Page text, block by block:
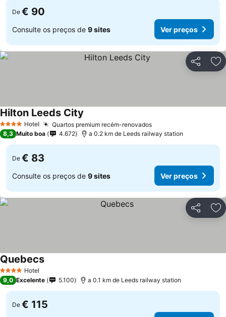
De € 90
Consulte os preços de 9 sites Ver preços
Partilhar
4 EstrelasHotel Quartos premium recém-renovados
Hilton Leeds City
8,3 Muito boa 4.672 a 0.2 km de Leeds railway station
De € 83
Consulte os preços de 9 sites Ver preços
Partilhar
4 EstrelasHotel
Quebecs
9,0 Excelente 5.100 a 0.1 km de Leeds railway station
De € 115